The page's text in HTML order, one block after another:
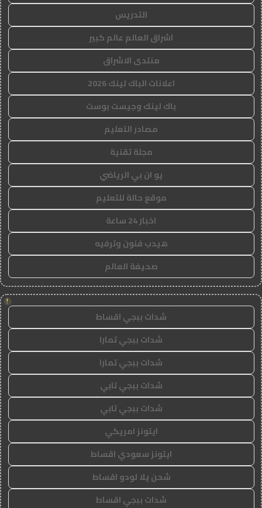
التدريس
اشراق العالم عالم كبير
منتدى الاشراق
اعلانات الباك لينك 2026
باك لينك وجيست بوست
مصادر التعليم
مجلة تقنية
يو ان بي الرياضي
موقع حالة للتعليم
اخبار 24 ساعة
هيدب فنون وترفيه
صحيفة العالم
!
شدات ببجي اقساط
شدات ببجي تمارا
شدات ببجي تمارا
شدات ببجي تابي
شدات ببجي تابي
ايتونز امريكي
ايتونز سعودي اقساط
شحن يلا لودو اقساط
شدات ببجي اقساط